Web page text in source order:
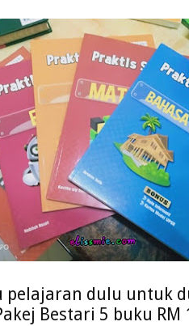
pelajaran dulu untuk
Bestari 5 buku RM